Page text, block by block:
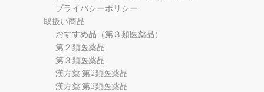
プライバシーポリシー
取扱い商品
おすすめ品（第３類医薬品）
第２類医薬品
第３類医薬品
漢方薬 第2類医薬品
漢方薬 第3類医薬品